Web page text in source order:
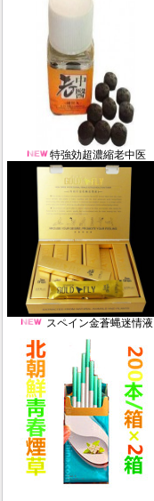
特強効超濃縮老中医
スペイン金蒼蝿迷情液